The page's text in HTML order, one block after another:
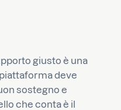
giusto è una
deve
sostegno e
che conta è il